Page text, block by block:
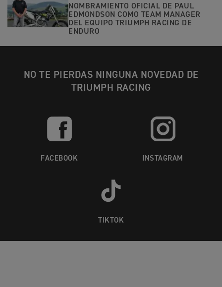
NOMBRAMIENTO OFICIAL DE PAUL
EDMONDSON COMO TEAM MANAGER
DEL EQUIPO TRIUMPH RACING DE
ENDURO
NO TE PIERDAS NINGUNA NOVEDAD DE
TRIUMPH RACING
FACEBOOK INSTAGRAM
TIKTOK